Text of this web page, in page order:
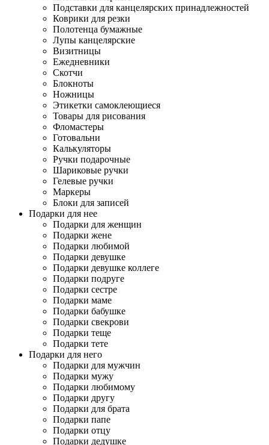
Подставки для канцелярских принадлежностей
Коврики для резки
Полотенца бумажные
Лупы канцелярские
Визитницы
Ежедневники
Скотчи
Блокноты
Ножницы
Этикетки самоклеющиеся
Товары для рисования
Фломастеры
Готовальни
Калькуляторы
Ручки подарочные
Шариковые ручки
Гелевые ручки
Маркеры
Блоки для записей
Подарки для нее
Подарки для женщин
Подарки жене
Подарки любимой
Подарки девушке
Подарки девушке коллеге
Подарки подруге
Подарки сестре
Подарки маме
Подарки бабушке
Подарки свекрови
Подарки теще
Подарки тете
Подарки для него
Подарки для мужчин
Подарки мужу
Подарки любимому
Подарки другу
Подарки для брата
Подарки папе
Подарки отцу
Подарки дедушке